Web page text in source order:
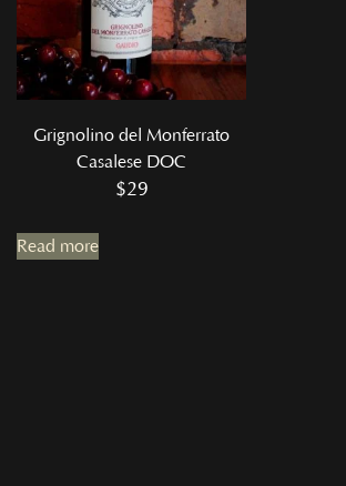
Grignolino del Monferrato
Casalese DOC
$29
Read more